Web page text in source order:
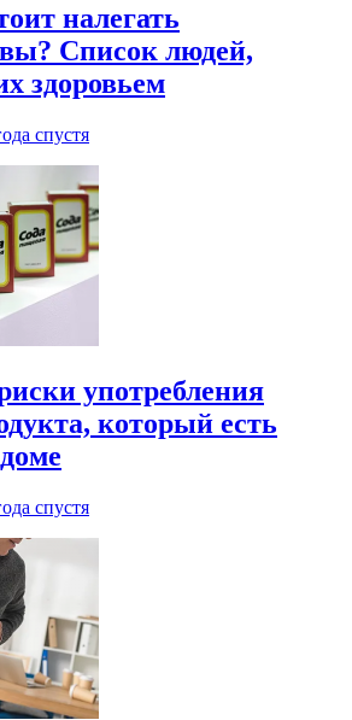
налегать
Список людей,
здоровьем
спустя
употребления
который есть
спустя